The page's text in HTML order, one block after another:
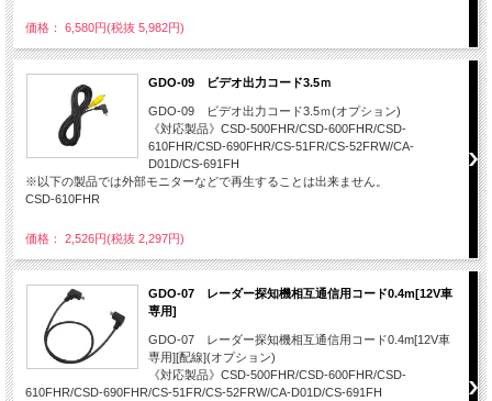
価格： 6,580円(税抜 5,982円)
GDO-09 ビデオ出力コード3.5ｍ
GDO-09 ビデオ出力コード3.5ｍ(オプション)
《対応製品》CSD-500FHR/CSD-600FHR/CSD-
610FHR/CSD-690FHR/CS-51FR/CS-52FRW/CA-
D01D/CS-691FH
※以下の製品では外部モニターなどで再生することは出来ません。
CSD-610FHR
価格： 2,526円(税抜 2,297円)
GDO-07 レーダー探知機相互通信用コード0.4m[12V車
専用]
GDO-07 レーダー探知機相互通信用コード0.4m[12V車
専用][配線](オプション)
《対応製品》CSD-500FHR/CSD-600FHR/CSD-
610FHR/CSD-690FHR/CS-51FR/CS-52FRW/CA-D01D/CS-691FH